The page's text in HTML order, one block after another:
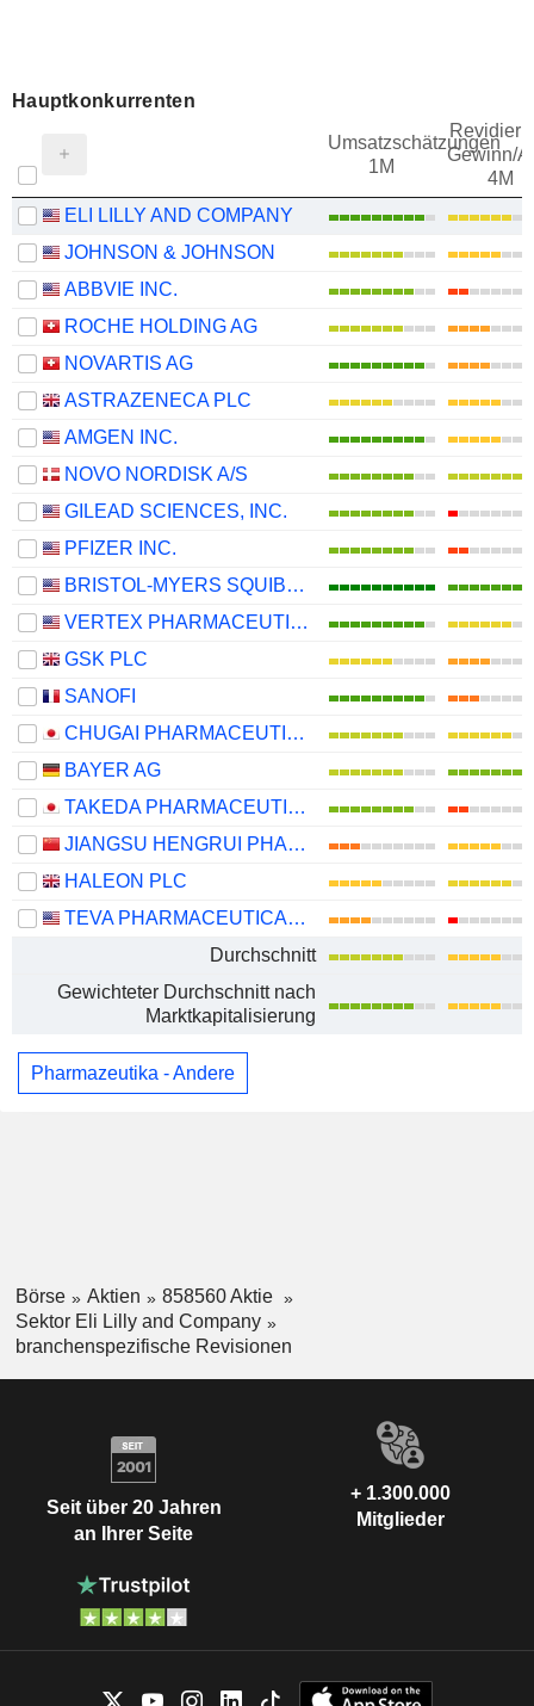
Hauptkonkurrenten
Umsatzschätzungen
1M
Gewinn/
4M
ELI LILLY AND COMPANY
JOHNSON & JOHNSON
ABBVIE INC.
ROCHE HOLDING AG
NOVARTIS AG
ASTRAZENECA PLC
AMGEN INC.
NOVO NORDISK A/S
GILEAD SCIENCES, INC.
PFIZER INC.
BRISTOL-MYERS SQUIBB COMPANY
VERTEX PHARMACEUTICALS INCORPORATED
GSK PLC
SANOFI
CHUGAI PHARMACEUTICAL CO., LTD.
BAYER AG
TAKEDA PHARMACEUTICAL COMPANY LIMITED
JIANGSU HENGRUI PHARMACEUTICALS CO.,LTD
HALEON PLC
TEVA PHARMACEUTICAL INDUSTRIES LIMITED
Durchschnitt
Gewichteter Durchschnitt nach
Marktkapitalisierung
Pharmazeutika - Andere
Börse Aktien
858560 Aktie
Sektor Eli Lilly and Company
branchenspezifische Revisionen
Seit über 20 Jahren
an Ihrer Seite
+ 1.300.000
Mitglieder